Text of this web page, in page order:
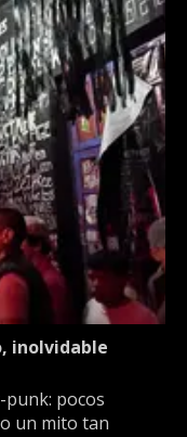
inolvidable
punk: pocos
un mito tan